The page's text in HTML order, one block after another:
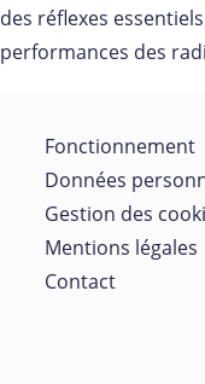
des réflexes
performances des
Fonctionnement
Données
Gestion des
Mentions légales
Contact